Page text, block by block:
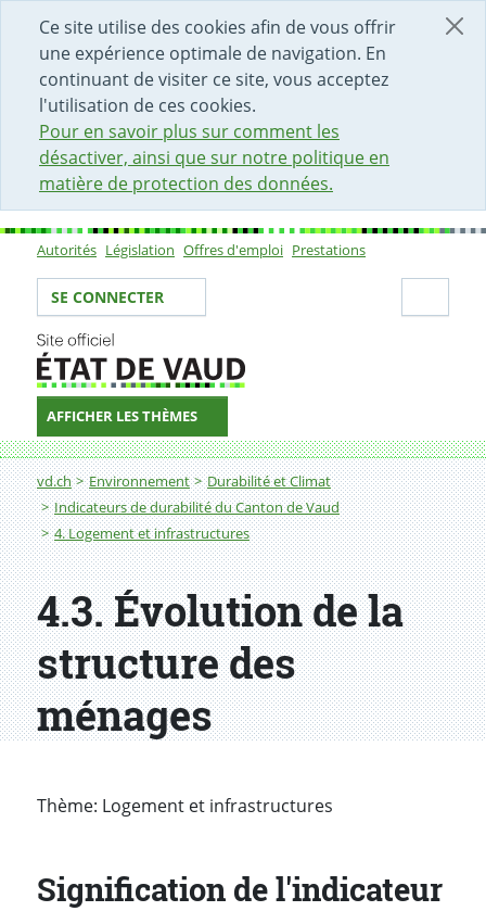
Ce site utilise des cookies afin de vous offrir
une expérience optimale de navigation. En
continuant de visiter ce site, vous acceptez
l'utilisation de ces cookies.
Pour en savoir plus sur comment les
désactiver, ainsi que sur notre politique en
matière de protection des données.
DÉBUT DU CONTENU DE LA PAGE
ACCÈS AU CHAMP DE RECHERCHE
PAGE D'ACCUEIL
FORMULAIRE DE CONTACT
Sous-navigation
Autorités Législation Offres d'emploi Prestations
Votre identité
SE CONNECTER
AFFICHER LES THÈMES
Fil d'Ariane
vd.ch Environnement
Durabilité et Climat
Indicateurs de durabilité du Canton de Vaud
4. Logement et infrastructures
4.3. Indicateur
4.3. Évolution de la
structure des
ménages
Thème: Logement et infrastructures
Signification de l'indicateur